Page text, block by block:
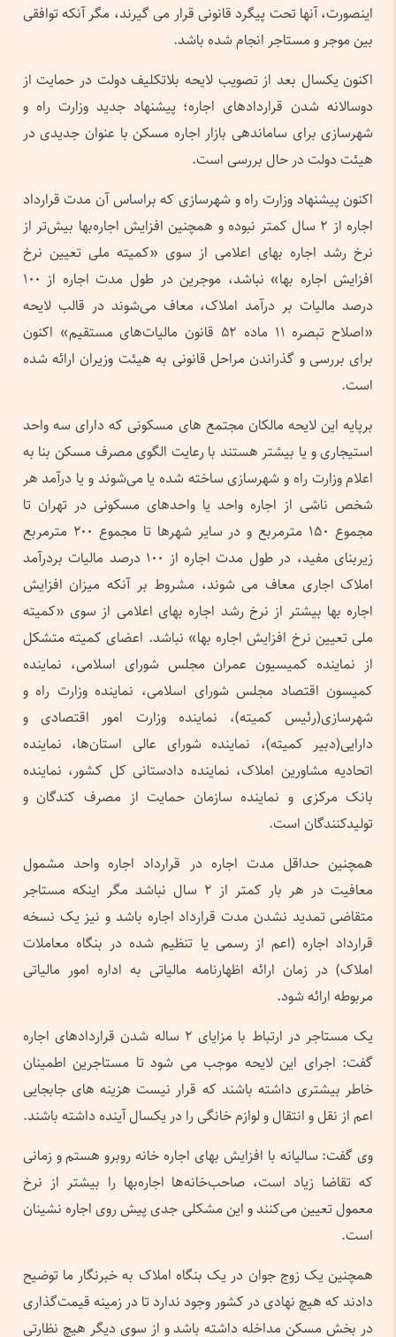
اینصورت، آنها تحت پیگرد قانونی قرار می گیرند، مگر آنکه توافقی
بین موجر و مستاجر انجام شده باشد.
اکنون یکسال بعد از تصویب لایحه بلاتکلیف دولت در حمایت از
دوسالانه شدن قراردادهای اجاره؛ پیشنهاد جدید وزارت راه و
شهرسازی برای ساماندهی بازار اجاره مسکن با عنوان جدیدی در
هیئت دولت در حال بررسی است.
اکنون پیشنهاد وزارت راه و شهرسازی که براساس آن مدت قرارداد
اجاره از ۲ سال کمتر نبوده و همچنین افزایش اجاره‌بها بیش‌تر از
نرخ رشد اجاره بهای اعلامی از سوی «کمیته ملی تعیین نرخ
افزایش اجاره بها» نباشد، موجرین در طول مدت اجاره از ۱۰۰
درصد مالیات بر درآمد املاک، معاف می‌شوند در قالب لایحه
«اصلاح تبصره ۱۱ ماده ۵۲ قانون مالیات‌های مستقیم» اکنون
برای بررسی و گذراندن مراحل قانونی به هیئت وزیران ارائه شده
است.
برپایه این لایحه مالکان مجتمع های مسکونی که دارای سه واحد
استیجاری و یا بیشتر هستند با رعایت الگوی مصرف مسکن بنا به
اعلام وزارت راه و شهرسازی ساخته شده یا می‌شوند و یا درآمد هر
شخص ناشی از اجاره واحد یا واحدهای مسکونی در تهران تا
مجموع ۱۵۰ مترمربع و در سایر شهرها تا مجموع ۲۰۰ مترمربع
زیربنای مفید، در طول مدت اجاره از ۱۰۰ درصد مالیات بردرآمد
املاک اجاری معاف می شوند، مشروط بر آنکه میزان افزایش
اجاره بها بیشتر از نرخ رشد اجاره بهای اعلامی از سوی «کمیته
ملی تعیین نرخ افزایش اجاره ‌بها» نباشد. اعضای کمیته متشکل
از نماینده کمیسیون عمران مجلس شورای اسلامی، نماینده
کمیسون اقتصاد مجلس شورای اسلامی، نماینده وزارت راه و
شهرسازی(رئیس کمیته)، نماینده وزارت امور اقتصادی و
دارایی(دبیر کمیته)، نماینده شورای عالی استان‌ها، نماینده
اتحادیه مشاورین املاک، نماینده دادستانی کل کشور، نماینده
بانک مرکزی و نماینده سازمان حمایت از مصرف کندگان و
تولیدکنندگان است.
همچنین حداقل مدت اجاره در قرارداد اجاره واحد مشمول
معافیت در هر بار کمتر از ۲ سال نباشد مگر اینکه مستاجر
متقاضی تمدید نشدن مدت قرارداد اجاره باشد و نیز یک نسخه
قرارداد اجاره (اعم از رسمی یا تنظیم شده در بنگاه معاملات
املاک) در زمان ارائه اظهارنامه مالیاتی به اداره امور مالیاتی
مربوطه ارائه شود.
یک مستاجر در ارتباط با مزایای ۲ ساله شدن قراردادهای اجاره
گفت: اجرای این لایحه موجب می شود تا مستاجرین اطمینان
خاطر بیشتری داشته باشند که قرار نیست هزینه های جابجایی
اعم از نقل و انتقال و لوازم خانگی را در یکسال آینده داشته باشند.
وی گفت: سالیانه با افزایش بهای اجاره خانه روبرو هستم و زمانی
که تقاضا زیاد است، صاحب‌خانه‌ها اجاره‌بها را بیشتر از نرخ
معمول تعیین می‌کنند و این مشکلی جدی پیش روی اجاره نشینان
است.
همچنین یک زوج جوان در یک بنگاه املاک به خبرنگار ما توضیح
دادند که هیچ نهادی در کشور وجود ندارد تا در زمینه قیمت‌گذاری
در بخش مسکن مداخله داشته باشد و از سوی دیگر هیچ نظارتی